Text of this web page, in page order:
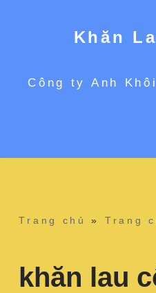
tới
Khăn
Công ty Anh
Trang chủ » Trang
khăn lau